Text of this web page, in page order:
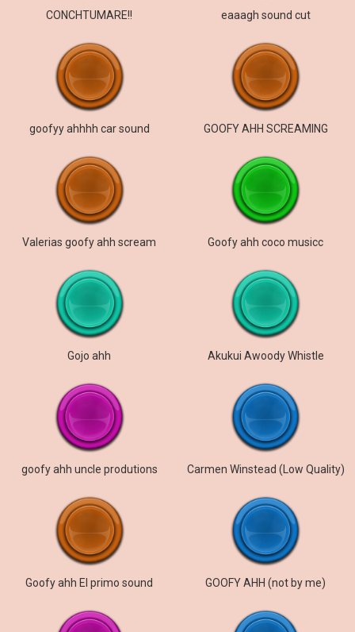
CONCHTUMARE!! eaaagh sound cut
goofyy ahhhh car sound GOOFY AHH SCREAMING
Valerias goofy ahh scream Goofy ahh coco musicc
Gojo ahh Akukui Awoody Whistle
goofy ahh uncle produtions Carmen Winstead (Low Quality)
Goofy ahh El primo sound GOOFY AHH (not by me)